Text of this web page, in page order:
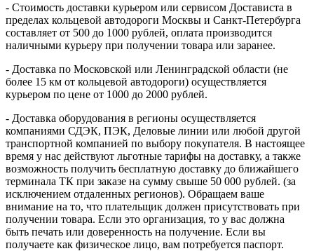
- Стоимость доставки курьером или сервисом Достависта в
пределах кольцевой автодороги Москвы и Санкт-Петербурга
составляет от 500 до 1000 рублей, оплата производится
наличными курьеру при получении товара или заранее.
- Доставка по Московской или Ленинградской области (не
более 15 км от кольцевой автодороги) осуществляется
курьером по цене от 1000 до 2000 рублей.
- Доставка оборудования в регионы осуществляется
компаниями СДЭК, ПЭК, Деловые линии или любой другой
транспортной компанией по выбору покупателя. В настоящее
время у нас действуют льготные тарифы на доставку, а также
возможность получить бесплатную доставку до ближайшего
терминала ТК при заказе на сумму свыше 50 000 рублей. (за
исключением отдаленных регионов). Обращаем ваше
внимание на то, что плательщик должен присутствовать при
получении товара. Если это организация, то у вас должна
быть печать или доверенность на получение. Если вы
получаете как физическое лицо, вам потребуется паспорт.